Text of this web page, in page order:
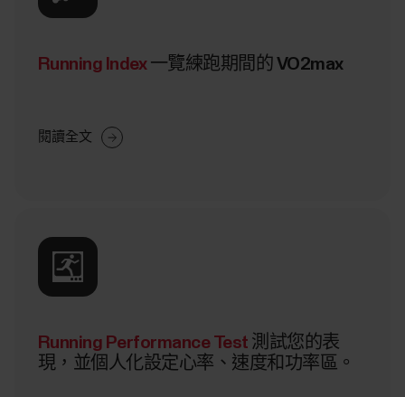
Running Index一覽練跑期間的 VO2max
閱讀全文
Running Performance Test 測試您的表
現，並個人化設定心率、速度和功率區。